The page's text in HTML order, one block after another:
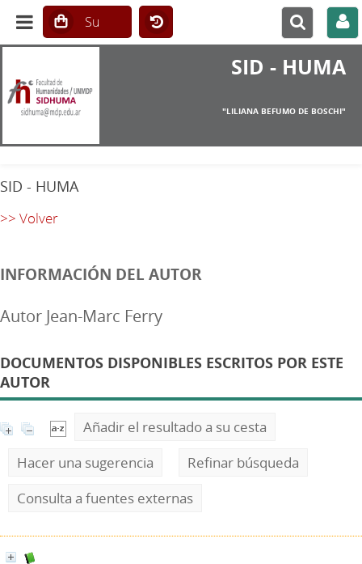
SID - HUMA
"LILIANA BEFUMO DE BOSCHI"
SID - HUMA
>> Volver
INFORMACIÓN DEL AUTOR
Autor Jean-Marc Ferry
DOCUMENTOS DISPONIBLES ESCRITOS POR ESTE
AUTOR
Añadir el resultado a su cesta
Hacer una sugerencia
Refinar búsqueda
Consulta a fuentes externas